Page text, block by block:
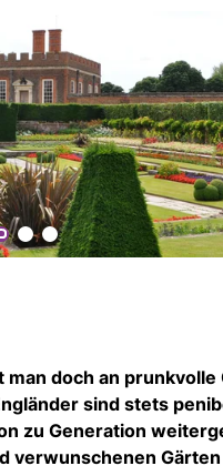
man doch an
sind stets
zu Generation
verwunschenen